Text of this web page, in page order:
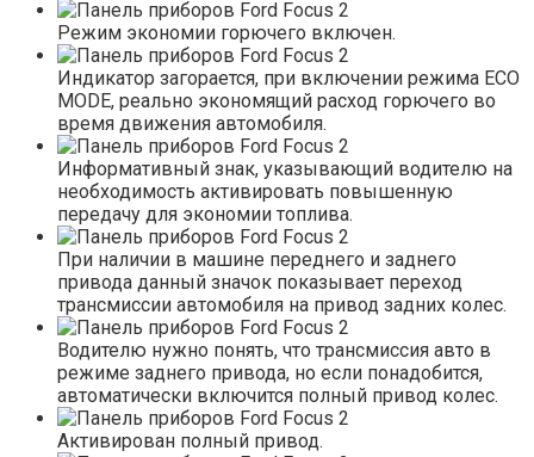
Режим экономии горючего включен.
Индикатор загорается, при включении режима ECO
MODE, реально экономящий расход горючего во
время движения автомобиля.
Информативный знак, указывающий водителю на
необходимость активировать повышенную
передачу для экономии топлива.
При наличии в машине переднего и заднего
привода данный значок показывает переход
трансмиссии автомобиля на привод задних колес.
Водителю нужно понять, что трансмиссия авто в
режиме заднего привода, но если понадобится,
автоматически включится полный привод колес.
Активирован полный привод.